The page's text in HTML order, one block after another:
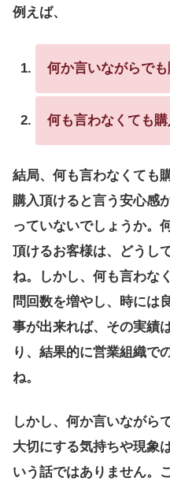
例えば、
何か言いながらで
何も言わなくても
結局、何も言わなくても
購入頂けると言う安心感
っていないでしょうか。
頂けるお客様は、どうし
ね。しかし、何も言わな
問回数を増やし、時には
事が出来れば、その実績
り、結果的に営業組織で
ね。
しかし、何か言いながら
大切にする気持ちや現象
いう話ではありません。